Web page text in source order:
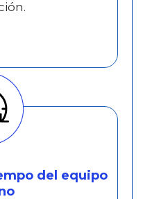
del equipo